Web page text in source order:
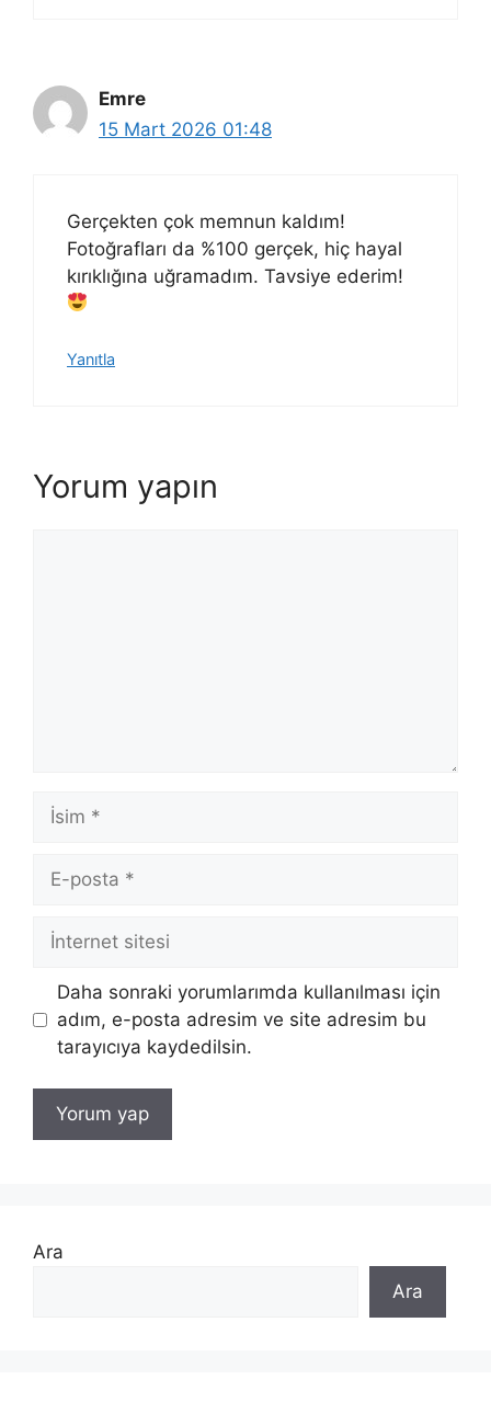
Emre
15 Mart 2026 01:48
Gerçekten çok memnun kaldım!
Fotoğrafları da %100 gerçek, hiç hayal
kırıklığına uğramadım. Tavsiye ederim!
Yanıtla
Yorum yapın
İsim
posta
İnternet
sitesi
Daha sonraki yorumlarımda kullanılması için
adım, e-posta adresim ve site adresim bu
tarayıcıya kaydedilsin.
Ara
Ara